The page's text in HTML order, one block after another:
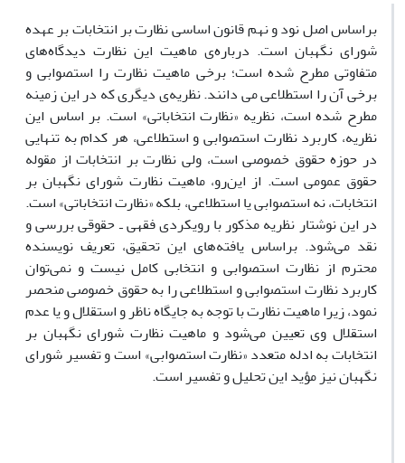
براساس اصل نود و نهم قانون اساسی نظارت بر انتخابات بر عهده
شورای نگهبان است. درباره‌ی ماهیت این نظارت دیدگاه‌های
متفاوتی مطرح شده است؛ برخی ماهیت نظارت را استصوابی و
برخی آن را استطلاعی می دانند. نظریه‌ی دیگری که در این زمینه
مطرح شده است، نظریه «نظارت انتخاباتی» است. بر اساس این
نظریه، کاربرد نظارت استصوابى و استطلاعى، هر کدام به تنهایى
در حوزه حقوق خصوصى است، ولى نظارت بر انتخابات از مقوله
حقوق عمومى است. از این‌رو، ماهیت نظارت شورای نگهبان بر
انتخابات، نه استصوابی یا استطلاعی، بلکه «نظارت انتخاباتی» است.
در این نوشتار نظریه مذکور با رویکردی فقهی ـ حقوقی بررسی و
نقد می‌شود. براساس یافته‌های این تحقیق، تعریف نویسنده
محترم از نظارت استصوابی و انتخابی کامل نیست و نمی‌توان
کاربرد نظارت استصوابی و استطلاعی را به حقوق خصوصی منحصر
نمود، زیرا ماهیت نظارت با توجه به جایگاه ناظر و استقلال و یا عدم
استقلال وی تعیین می‌شود و ماهیت نظارت شورای نگهبان بر
انتخابات به ادله متعدد «نظارت استصوابی» است و تفسیر شورای
نگهبان نیز مؤید این تحلیل و تفسیر است.